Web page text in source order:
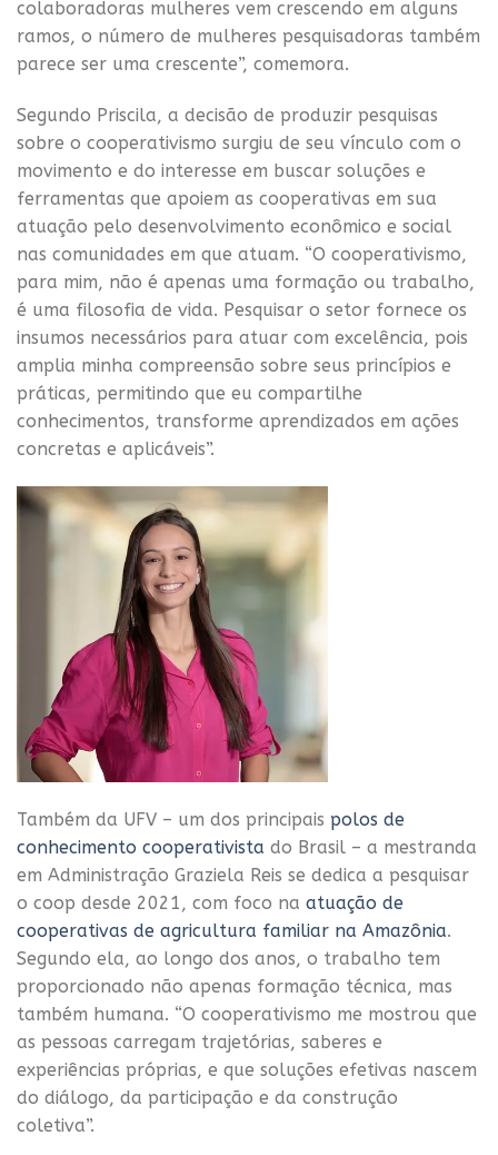
colaboradoras mulheres vem crescendo em alguns
ramos, o número de mulheres pesquisadoras também
parece ser uma crescente”, comemora.
Segundo Priscila, a decisão de produzir pesquisas
sobre o cooperativismo surgiu de seu vínculo com o
movimento e do interesse em buscar soluções e
ferramentas que apoiem as cooperativas em sua
atuação pelo desenvolvimento econômico e social
nas comunidades em que atuam. “O cooperativismo,
para mim, não é apenas uma formação ou trabalho,
é uma filosofia de vida. Pesquisar o setor fornece os
insumos necessários para atuar com excelência, pois
amplia minha compreensão sobre seus princípios e
práticas, permitindo que eu compartilhe
conhecimentos, transforme aprendizados em ações
concretas e aplicáveis”.
Também da UFV – um dos principais polos de
conhecimento cooperativista do Brasil – a mestranda
em Administração Graziela Reis se dedica a pesquisar
o coop desde 2021, com foco na atuação de
cooperativas de agricultura familiar na Amazônia.
Segundo ela, ao longo dos anos, o trabalho tem
proporcionado não apenas formação técnica, mas
também humana. “O cooperativismo me mostrou que
as pessoas carregam trajetórias, saberes e
experiências próprias, e que soluções efetivas nascem
do diálogo, da participação e da construção
coletiva”.